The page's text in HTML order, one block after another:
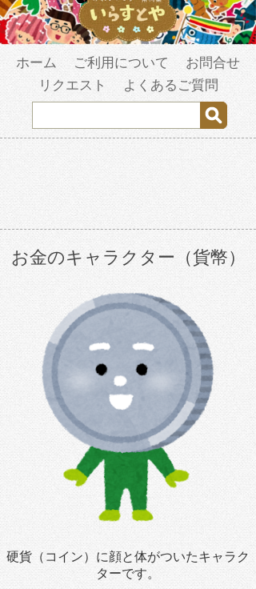
ホーム ご利用について
お問合せ
リクエスト
よくあるご質問
お金のキャラクター（貨幣）
硬貨（コイン）に顔と体がついたキャラク
ターです。